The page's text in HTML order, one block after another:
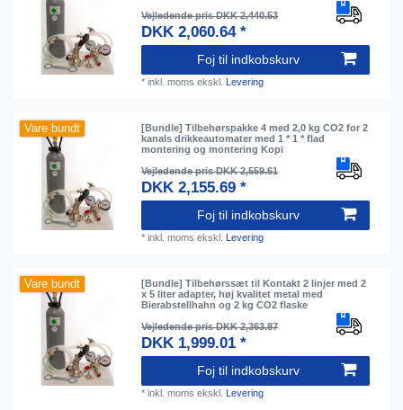
Vejledende pris DKK 2,440.53
DKK 2,060.64 *
Foj til indkobskurv
*inkl. moms ekskl. Levering
Vare bundt
[Bundle] Tilbehørspakke 4 med 2,0 kg CO2 for 2
kanals drikkeautomater med 1 * 1 * flad
montering og montering Kopi
Vejledende pris DKK 2,559.61
DKK 2,155.69 *
Foj til indkobskurv
*inkl. moms ekskl. Levering
Vare bundt
[Bundle] Tilbehørssæt til Kontakt 2 linjer med 2
x 5 liter adapter, høj kvalitet metal med
Bierabstellhahn og 2 kg CO2 flaske
Vejledende pris DKK 2,363.87
DKK 1,999.01 *
Foj til indkobskurv
*inkl. moms ekskl. Levering